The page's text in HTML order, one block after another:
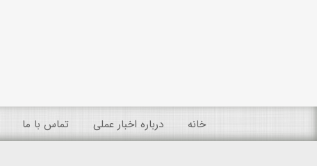
خانه درباره اخبار عملی تماس با ما